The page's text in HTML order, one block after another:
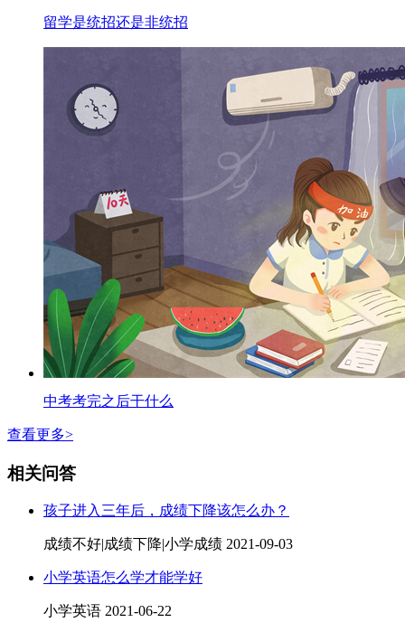
留学是统招还是非统招
中考考完之后干什么
查看更多>
相关问答
孩子进入三年后，成绩下降该怎么办？
成绩不好|成绩下降|小学成绩 2021-09-03
小学英语怎么学才能学好
小学英语 2021-06-22